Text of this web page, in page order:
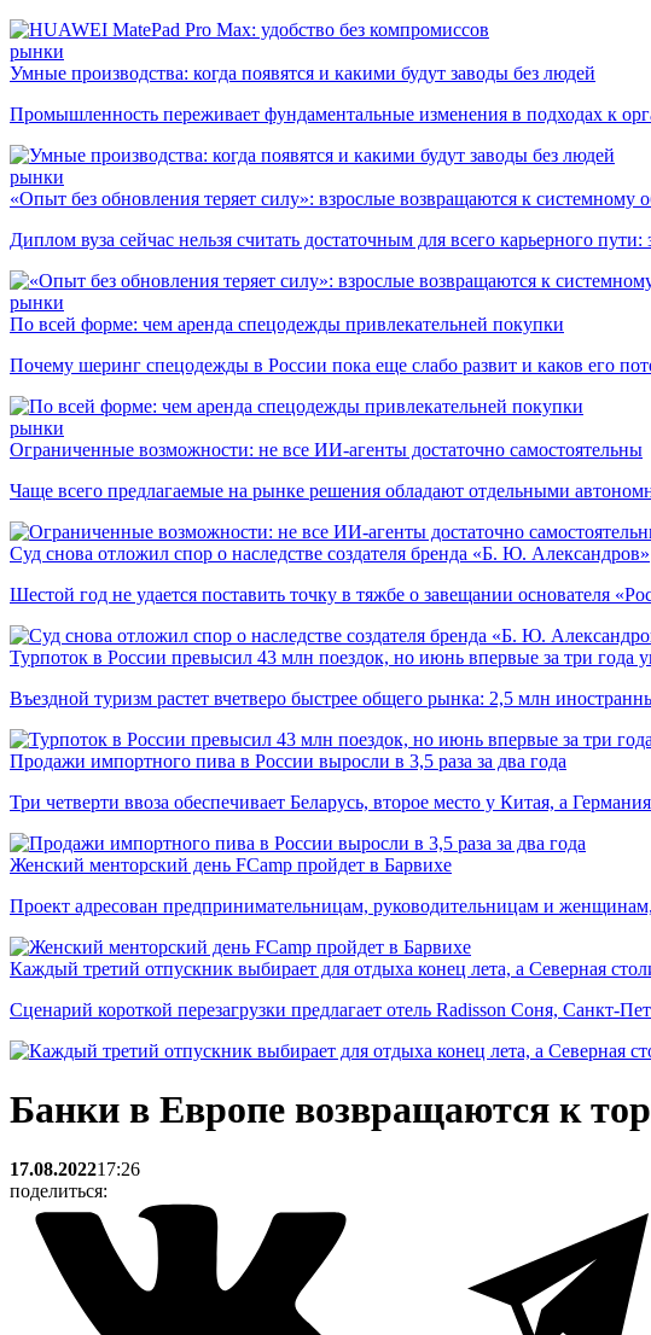
рынки
Умные производства: когда появятся и какими будут заводы без людей
Промышленность переживает фундаментальные изменения в подходах к
рынки
«Опыт без обновления теряет силу»: взрослые возвращаются к системному
Диплом вуза сейчас нельзя считать достаточным для всего карьерного
рынки
По всей форме: чем аренда спецодежды привлекательней покупки
Почему шеринг спецодежды в России пока еще слабо развит и каков его
рынки
Ограниченные возможности: не все ИИ-агенты достаточно самостоятельны
Чаще всего предлагаемые на рынке решения обладают отдельными
Суд снова отложил спор о наследстве создателя бренда «Б. Ю. Александров»
Шестой год не удается поставить точку в тяжбе о завещании основателя
Турпоток в России превысил 43 млн поездок, но июнь впервые за три года
Въездной туризм растет вчетверо быстрее общего рынка: 2,5 млн
Продажи импортного пива в России выросли в 3,5 раза за два года
Три четверти ввоза обеспечивает Беларусь, второе место у Китая, а
Женский менторский день FCamp пройдет в Барвихе
Проект адресован предпринимательницам, руководительницам и
Каждый третий отпускник выбирает для отдыха конец лета, а Северная
Сценарий короткой перезагрузки предлагает отель Radisson Соня, Санкт-
Банки в Европе возвращаются к
17.08.202217:26
поделиться: